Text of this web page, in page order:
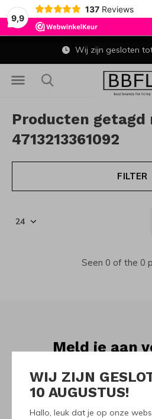
9,9
137 Reviews
WIJ ZIJN
10 AUGUSTUS!
Hallo, leuk dat je op onze
Wij zijn gesloten
Producten getagd
4713213361092
FILTER
Seen 0 of the 0
Meld je aan
Ontvang de nieuwste